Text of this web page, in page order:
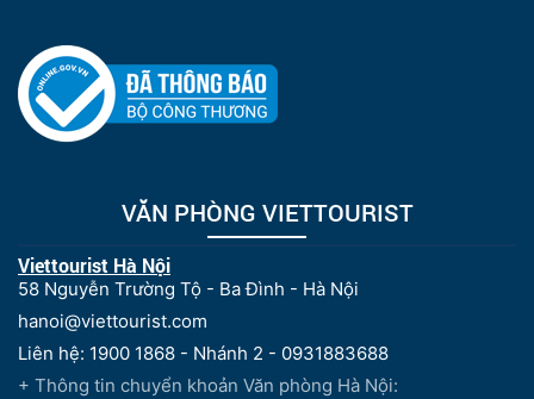
VĂN PHÒNG VIETTOURIST
Viettourist Hà Nội
58 Nguyễn Trường Tộ - Ba Đình - Hà Nội
hanoi@viettourist.com
Liên hệ: 1900 1868 - Nhánh 2 - 0931883688
+ Thông tin chuyển khoản Văn phòng Hà Nội: